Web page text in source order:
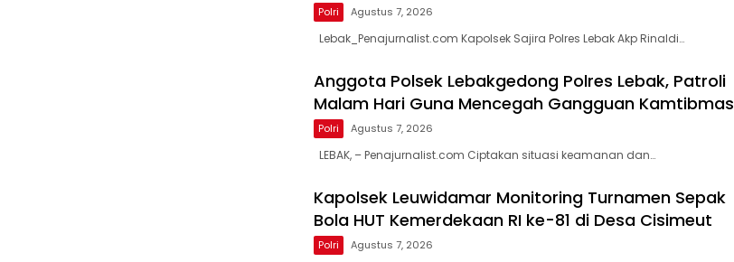
Polri Agustus 7, 2026
Lebak_Penajurnalist.com Kapolsek Sajira Polres Lebak Akp Rinaldi…
Anggota Polsek Lebakgedong Polres Lebak, Patroli
Malam Hari Guna Mencegah Gangguan Kamtibmas
Polri Agustus 7, 2026
LEBAK, – Penajurnalist.com Ciptakan situasi keamanan dan…
Kapolsek Leuwidamar Monitoring Turnamen Sepak
Bola HUT Kemerdekaan RI ke-81 di Desa Cisimeut
Polri Agustus 7, 2026